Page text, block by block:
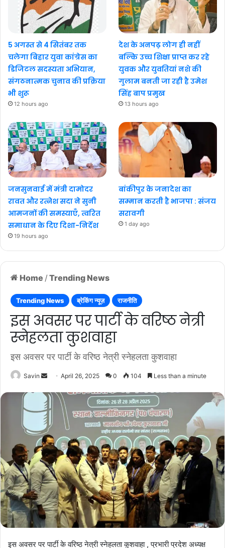
Home / Trending News
Trending News ब्रेकिंग न्यूज़ राजनीति
इस अवसर पर पार्टी के वरिष्ठ नेत्री
स्नेहलता कुशवाहा
इस अवसर पर पार्टी के वरिष्ठ नेत्री स्नेहलता कुशवाहा
Savin
Send
email
April 26, 2025 0 104 Less than a minute
इस अवसर पर पार्टी के वरिष्ठ नेत्री स्नेहलता कुशवाहा , प्रभारी प्रदेश अध्यक्ष
5 अगस्त से 4 सितंबर तक
चलेगा बिहार युवा कांग्रेस का
डिजिटल सदस्यता अभियान,
संगठनात्मक चुनाव की प्रक्रिया
भी शुरू
12 hours ago
देश के अनपढ़ लोग ही नहीं
बल्कि उच्च शिक्षा प्राप्त कर रहे
युवक और युवतियां नशे की
गुलाम बनती जा रही है उमेश
सिंह बाप प्रमुख
13 hours ago
जनसुनवाई में मंत्री दामोदर
रावत और रत्नेश सदा ने सुनी
आमजनों की समस्याएँ, त्वरित
समाधान के दिए दिशा-निर्देश
19 hours ago
बांकीपुर के जनादेश का
सम्मान करती है भाजपा : संजय
सरावगी
1 day ago